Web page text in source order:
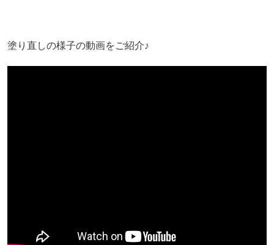
塗り直しの様子の動画をご紹介♪